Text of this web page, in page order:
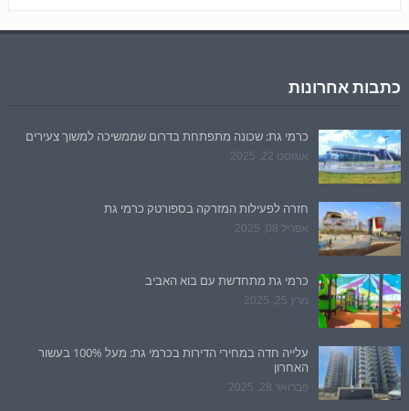
כתבות אחרונות
כרמי גת: שכונה מתפתחת בדרום שממשיכה למשוך צעירים
אוגוסט 22, 2025
חזרה לפעילות המזרקה בספורטק כרמי גת
אפריל 08, 2025
כרמי גת מתחדשת עם בוא האביב
מרץ 25, 2025
עלייה חדה במחירי הדירות בכרמי גת: מעל 100% בעשור
האחרון
פברואר 28, 2025